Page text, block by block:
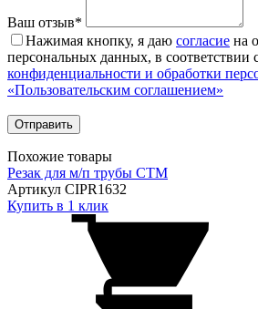
Ваш отзыв*
Нажимая кнопку, я даю согласие на
персональных данных, в соответствии
конфиденциальности и обработки
«Пользовательским соглашением»
Похожие товары
Резак для м/п трубы CTM
Артикул CIPR1632
Купить в 1 клик